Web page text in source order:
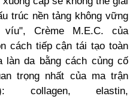
trúc nền tảng không vững
Crème M.E.C. của
cách tiếp cận tái tạo toàn
làn da bằng cách củng cố
trọng nhất của ma trận
collagen, elastin,